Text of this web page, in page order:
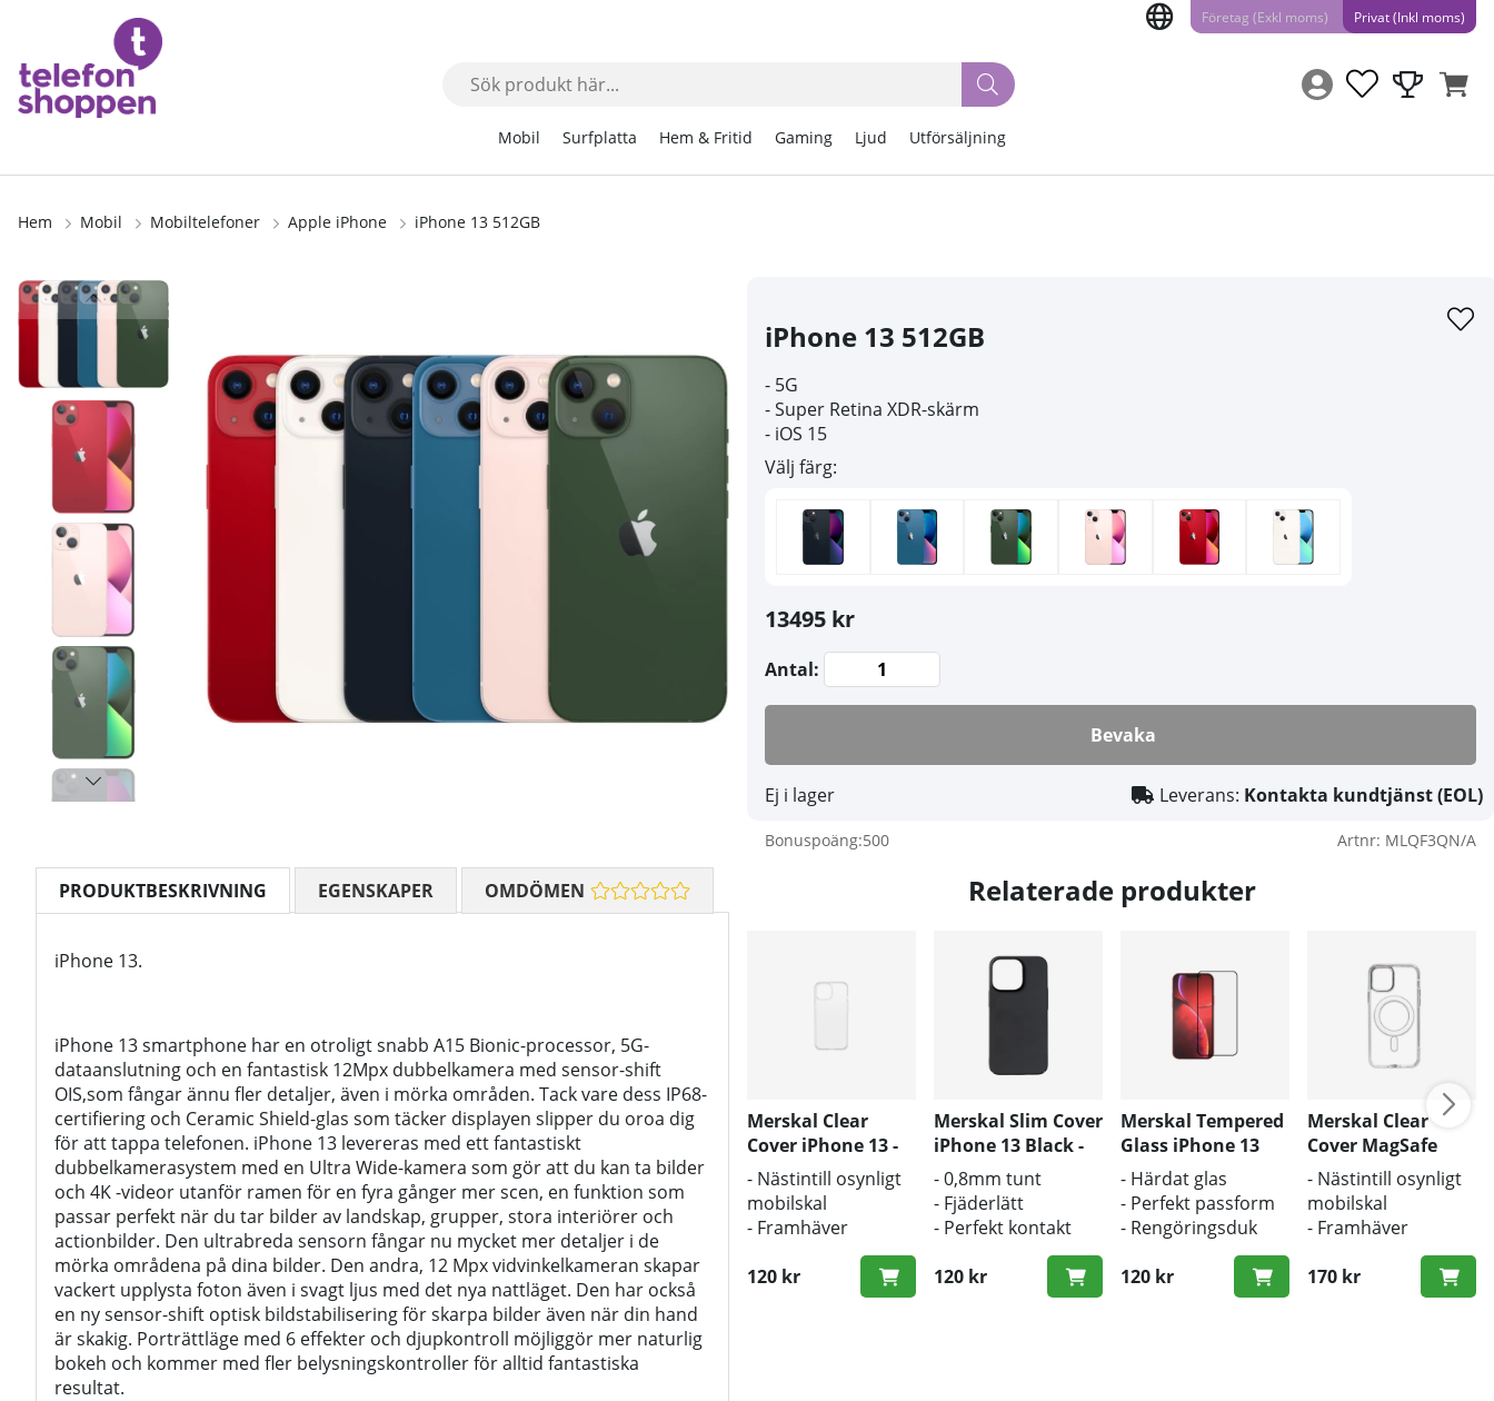
Företag (Exkl moms) Privat (Inkl moms)
Mobil Surfplatta Hem & Fritid Gaming Ljud Utförsäljning
Hem Mobil Mobiltelefoner Apple iPhone iPhone 13 512GB
Produktbilder
iPhone 13 512GB
- 5G
- Super Retina XDR-skärm
- iOS 15
Välj färg:
13495 kr
Antal:
Bevaka
Ej i lager Leverans: Kontakta kundtjänst (EOL)
Bonuspoäng:500 Artnr: MLQF3QN/A
PRODUKTBESKRIVNING
iPhone 13.
iPhone 13 smartphone har en otroligt snabb A15 Bionic-processor, 5G-
dataanslutning och en fantastisk 12Mpx dubbelkamera med sensor-shift
OIS,som fångar ännu fler detaljer, även i mörka områden. Tack vare dess IP68-
certifiering och Ceramic Shield-glas som täcker displayen slipper du oroa dig
för att tappa telefonen. iPhone 13 levereras med ett fantastiskt
dubbelkamerasystem med en Ultra Wide-kamera som gör att du kan ta bilder
och 4K -videor utanför ramen för en fyra gånger mer scen, en funktion som
passar perfekt när du tar bilder av landskap, grupper, stora interiörer och
actionbilder. Den ultrabreda sensorn fångar nu mycket mer detaljer i de
mörka områdena på dina bilder. Den andra, 12 Mpx vidvinkelkameran skapar
vackert upplysta foton även i svagt ljus med det nya nattläget. Den har också
en ny sensor-shift optisk bildstabilisering för skarpa bilder även när din hand
är skakig. Porträttläge med 6 effekter och djupkontroll möjliggör mer naturlig
bokeh och kommer med fler belysningskontroller för alltid fantastiska
resultat.
EGENSKAPER OMDÖMEN Relaterade produkter
Merskal Clear
Cover iPhone 13 -
BULK
- Nästintill osynligt
mobilskal
- Framhäver
originaldesign
- Bra skydd mot
120 kr
Merskal Slim Cover
iPhone 13 Black -
BULK
- 0,8mm tunt
- Fjäderlätt
- Perfekt kontakt
originalknapparna
120 kr
Merskal Tempered
Glass iPhone 13
(3D) - BULK
- Härdat glas
- Perfekt passform
- Rengöringsduk
inkluderad
120 kr
Merskal Clear
Cover MagSafe
iPhone 13 - BULK
- Nästintill osynligt
mobilskal
- Framhäver
originaldesign
- Bra skydd mot
170 kr